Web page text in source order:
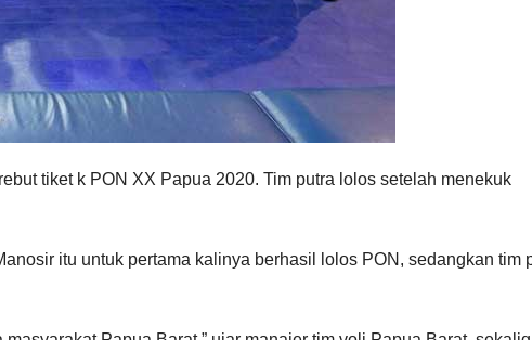
tiket k PON XX Papua 2020. Tim putra lolos setelah menekuk
itu untuk pertama kalinya berhasil lolos PON, sedangkan tim